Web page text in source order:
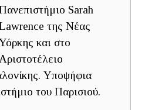
Sarah
της Νέας
και στο
Αριστοτέλειο
Υποψήφια
του Παρισιού.